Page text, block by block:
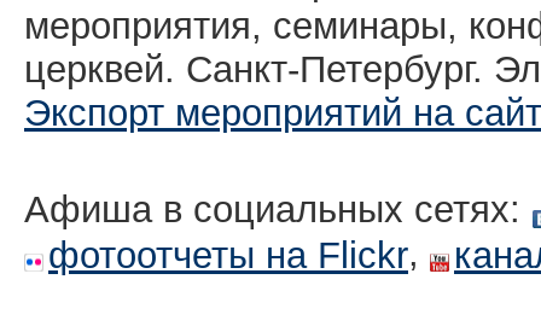
мероприятия, семинары,
церквей. Санкт-Петербург.
Экспорт мероприятий на сайт
Афиша в социальных сетях:
фотоотчеты на Flickr,